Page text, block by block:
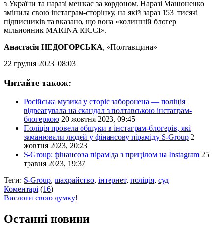
з України та наразі мешкає за кордоном. Наразі Манюненко
змінила свою інстаграм-сторінку, на якій зараз 153 тисячі
підписників та вказано, що вона «колишній блогер
мільйонник MARINA RICCI».
Анастасія НЕДОГОРСЬКА, «Полтавщина»
22 грудня 2023, 08:03
Читайте також:
Російська музика у сторіс заборонена — поліція
відреагувала на скандал з полтавською інстаграм-
блогеркою 20 жовтня 2023, 09:45
Поліція провела обшуки в інстаграм-блогерів, які
заманювали людей у фінансову піраміду S-Group 2
жовтня 2023, 20:23
S-Group: фінансова піраміда з прицілом на Instagram 25
травня 2023, 19:37
Теги: S-Group, шахрайство, інтернет, поліція, суд
Коментарі (16)
Вислови свою думку!
Останні новини